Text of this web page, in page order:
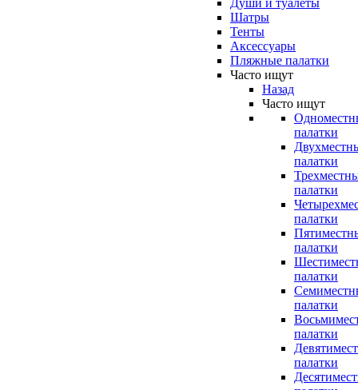
Души и туалеты
Шатры
Тенты
Аксессуары
Пляжные палатки
Часто ищут
Назад
Часто ищут
палатки
палатки
палатки
палатки
палатки
палатки
палатки
палатки
палатки